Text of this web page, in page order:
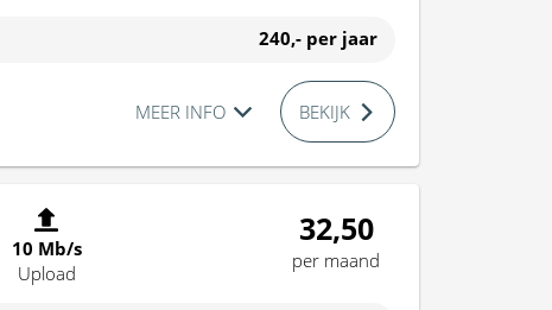
240,- per jaar
MEER INFO BEKIJK
10 Mb/s
Upload
32,50
per maand